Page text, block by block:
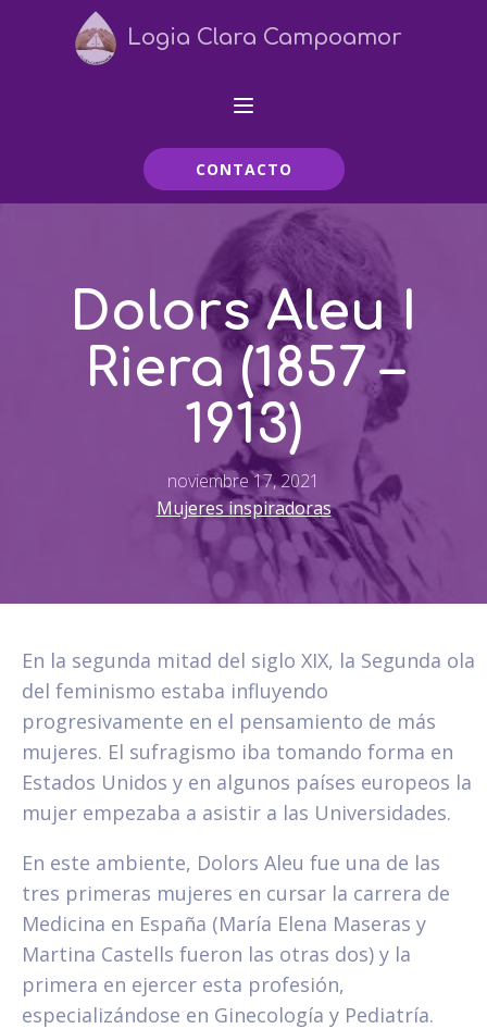
Logia Clara Campoamor
CONTACTO
Dolors Aleu I
Riera (1857 –
1913)
noviembre 17, 2021
Mujeres inspiradoras
En la segunda mitad del siglo XIX, la Segunda ola
del feminismo estaba influyendo
progresivamente en el pensamiento de más
mujeres. El sufragismo iba tomando forma en
Estados Unidos y en algunos países europeos la
mujer empezaba a asistir a las Universidades.
En este ambiente, Dolors Aleu fue una de las
tres primeras mujeres en cursar la carrera de
Medicina en España (María Elena Maseras y
Martina Castells fueron las otras dos) y la
primera en ejercer esta profesión,
especializándose en Ginecología y Pediatría.